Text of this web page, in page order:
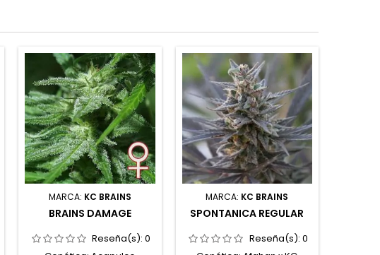
MARCA: KC BRAINS
BRAINS DAMAGE
Reseña(s):0
MARCA: KC BRAINS
SPONTANICA REGULAR
Reseña(s): 0